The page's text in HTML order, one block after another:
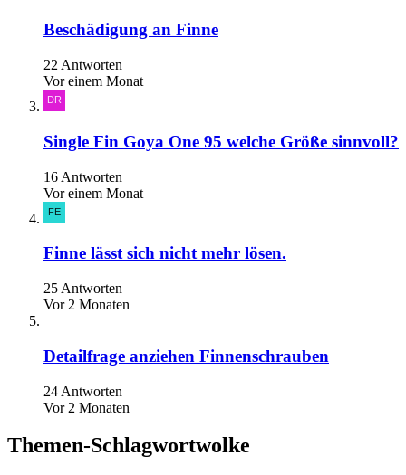
Beschädigung an Finne
22 Antworten
Vor einem Monat
Single Fin Goya One 95 welche Größe sinnvoll?
16 Antworten
Vor einem Monat
Finne lässt sich nicht mehr lösen.
25 Antworten
Vor 2 Monaten
Detailfrage anziehen Finnenschrauben
24 Antworten
Vor 2 Monaten
Themen-Schlagwortwolke